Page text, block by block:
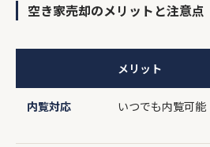
空き家売却のメリットと注意点
メリット
内覧対応 いつでも内覧可能